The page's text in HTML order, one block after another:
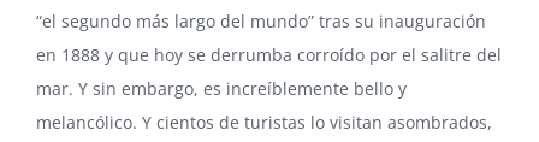
“el segundo más largo del mundo” tras su inauguración
en 1888 y que hoy se derrumba corroído por el salitre del
mar. Y sin embargo, es increíblemente bello y
melancólico. Y cientos de turistas lo visitan asombrados,